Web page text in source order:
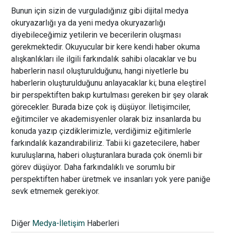
Bunun için sizin de vurguladığınız gibi dijital medya
okuryazarlığı ya da yeni medya okuryazarlığı
diyebileceğimiz yetilerin ve becerilerin oluşması
gerekmektedir. Okuyucular bir kere kendi haber okuma
alışkanlıkları ile ilgili farkındalık sahibi olacaklar ve bu
haberlerin nasıl oluşturulduğunu, hangi niyetlerle bu
haberlerin oluşturulduğunu anlayacaklar ki; buna eleştirel
bir perspektiften bakıp kurtulması gereken bir şey olarak
görecekler. Burada bize çok iş düşüyor. İletişimciler,
eğitimciler ve akademisyenler olarak biz insanlarda bu
konuda yazıp çizdiklerimizle, verdiğimiz eğitimlerle
farkındalık kazandırabiliriz. Tabii ki gazetecilere, haber
kuruluşlarına, haberi oluşturanlara burada çok önemli bir
görev düşüyor. Daha farkındalıklı ve sorumlu bir
perspektiften haber üretmek ve insanları yok yere paniğe
sevk etmemek gerekiyor.
Diğer Medya-İletişim Haberleri
veriyor
16.06.2025 12:22